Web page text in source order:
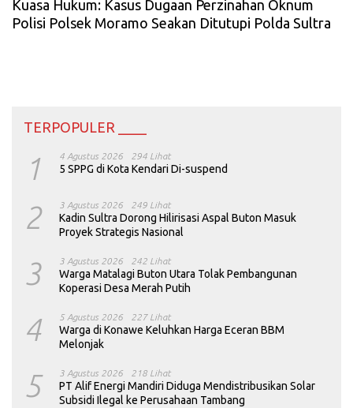
Kuasa Hukum: Kasus Dugaan Perzinahan Oknum
Polisi Polsek Moramo Seakan Ditutupi Polda Sultra
TERPOPULER ____
1 4 Agustus 2026 294 Lihat
5 SPPG di Kota Kendari Di-suspend
2 3 Agustus 2026 249 Lihat
Kadin Sultra Dorong Hilirisasi Aspal Buton Masuk
Proyek Strategis Nasional
3 3 Agustus 2026 242 Lihat
Warga Matalagi Buton Utara Tolak Pembangunan
Koperasi Desa Merah Putih
4 5 Agustus 2026 227 Lihat
Warga di Konawe Keluhkan Harga Eceran BBM
Melonjak
5 3 Agustus 2026 218 Lihat
PT Alif Energi Mandiri Diduga Mendistribusikan Solar
Subsidi Ilegal ke Perusahaan Tambang